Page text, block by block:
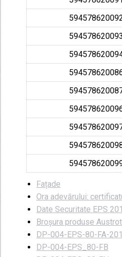
Fațade
Ora adevărului:
Date Securitate EPS
Broșura produse
DP-004-EPS-80-FA-
DP-004-EPS_80-FB